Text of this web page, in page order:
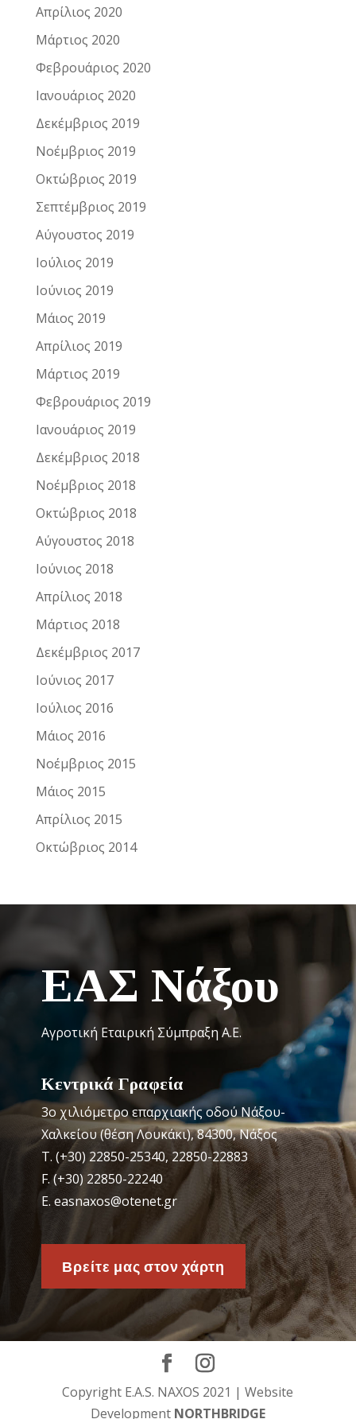
Απρίλιος 2020
Μάρτιος 2020
Φεβρουάριος 2020
Ιανουάριος 2020
Δεκέμβριος 2019
Νοέμβριος 2019
Οκτώβριος 2019
Σεπτέμβριος 2019
Αύγουστος 2019
Ιούλιος 2019
Ιούνιος 2019
Μάιος 2019
Απρίλιος 2019
Μάρτιος 2019
Φεβρουάριος 2019
Ιανουάριος 2019
Δεκέμβριος 2018
Νοέμβριος 2018
Οκτώβριος 2018
Αύγουστος 2018
Ιούνιος 2018
Απρίλιος 2018
Μάρτιος 2018
Δεκέμβριος 2017
Ιούνιος 2017
Ιούλιος 2016
Μάιος 2016
Νοέμβριος 2015
Μάιος 2015
Απρίλιος 2015
Οκτώβριος 2014
ΕΑΣ Νάξου
Αγροτική Εταιρική Σύμπραξη Α.Ε.
Κεντρικά Γραφεία
3o χιλιόμετρο επαρχιακής οδού Νάξου-
Χαλκείου (θέση Λουκάκι), 84300, Νάξος
Τ. (+30) 22850-25340, 22850-22883
F. (+30) 22850-22240
Ε. easnaxos@otenet.gr
Βρείτε μας στον χάρτη
Copyright E.A.S. NAXOS 2021 | Website
Development NORTHBRIDGE